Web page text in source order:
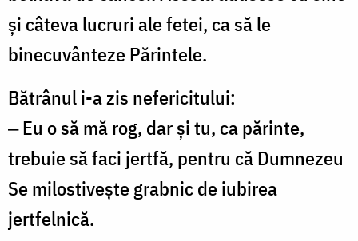
şi câteva lucruri ale fetei, ca să le
binecuvânteze Părintele.
Bătrânul i-a zis nefericitului:
‒ Eu o să mă rog, dar şi tu, ca părinte,
trebuie să faci jertfă, pentru că Dumnezeu
Se milostiveşte grabnic de iubirea
jertfelnică.